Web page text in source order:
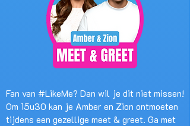
Fan van #LikeMe? Dan wil je dit niet missen!
Om 15u30 kan je Amber en Zion ontmoeten
tijdens een gezellige meet & greet. Ga met